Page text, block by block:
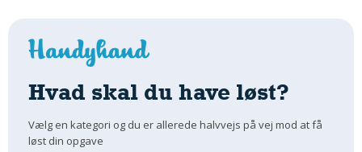
Andet
Indendørs
Udendørs
Kan Det Males?
Hvad skal du have løst?
Vælg en kategori og du er allerede halvvejs på vej mod at få
løst din opgave